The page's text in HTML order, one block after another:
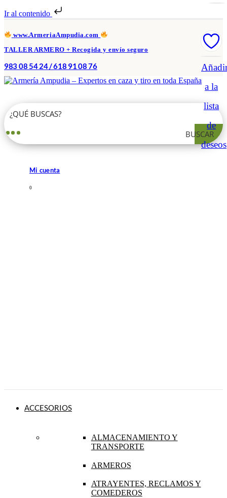
Ir al contenido
www.ArmeriaAmpudia.com
TALLER ARMERO + Recogida y envío seguro
983 08 54 24 / 618 91 08 76
BUSCAR
Mi cuenta
0
ACCESORIOS
ALMACENAMIENTO Y
TRANSPORTE
ARMEROS
ATRAYENTES, RECLAMOS Y
COMEDEROS
a la
lista
de
deseos